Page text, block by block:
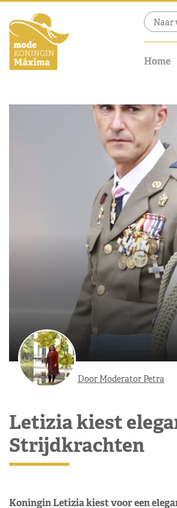
Home
Door Moderator Petra
Letizia kiest
Strijdkrachten
Koningin Letizia kiest voor een